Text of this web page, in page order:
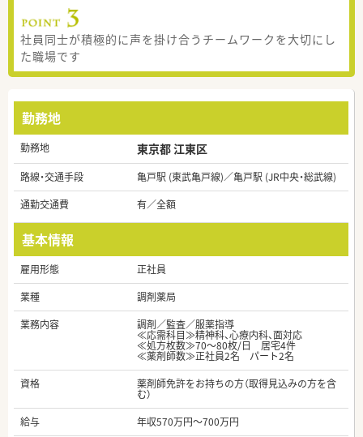
社員同士が積極的に声を掛け合うチームワークを大切にし
た職場です
勤務地
勤務地 東京都 江東区
路線・交通手段
亀戸駅 (東武亀戸線)／亀戸駅 (JR中央・総武線)
通勤交通費
有／全額
基本情報
雇用形態
正社員
業種
調剤薬局
業務内容
調剤／監査／服薬指導
≪応需科目≫精神科、心療内科、面対応
≪処方枚数≫70～80枚/日 居宅4件
≪薬剤師数≫正社員2名 パート2名
資格
薬剤師免許をお持ちの方（取得見込みの方を含
む）
給与
年収570万円～700万円